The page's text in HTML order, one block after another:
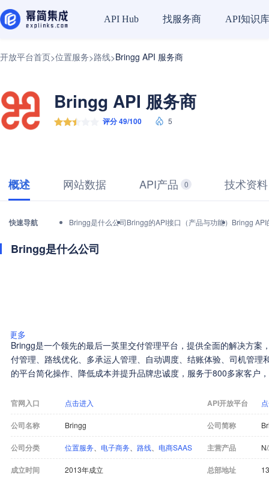
API Hub 找服务商 API知识库
开放平台首页>位置服务>路线>Bringg API 服务商
Bringg API 服务商
评分 49/100 5
概述 网站数据 API产品 0 技术资料
快速导航 Bringg是什么公司Bringg的API接口（产品与功能） Bringg
Bringg是什么公司
更多
Bringg是一个领先的最后一英里交付管理平台，提供全面的解决方案
付管理、路线优化、多承运人管理、自动调度、结账体验、司机管理
的平台简化操作、降低成本并提升品牌忠诚度，服务于800多家客户
官网入口 点击进入 API开放平台
公司名称 Bringg 公司简称
公司分类 位置服务 电子商务 路线 电商SAAS 主营产品
成立时间 2013年成立 总部地址